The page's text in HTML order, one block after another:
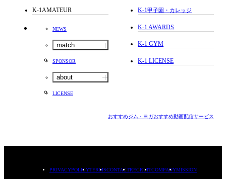
K-1AMATEUR
NEWS
match
SPONSOR
about
LICENSE
K-1甲子園・カレッジ
K-1 AWARDS
K-1 GYM
K-1 LICENSE
おすすめジム・ヨガおすすめ動画配信サービス
PRIVACYPOLICYTERMSCONTACTRECRUITCOMPANYMISSION